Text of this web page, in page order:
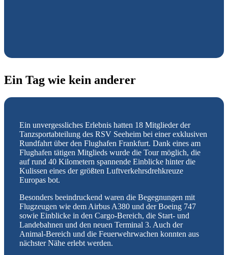
Ein Tag wie kein anderer
Ein unvergessliches Erlebnis hatten 18 Mitglieder der
Tanzsportabteilung des RSV Seeheim bei einer exklusiven
Rundfahrt über den Flughafen Frankfurt. Dank eines am
Flughafen tätigen Mitglieds wurde die Tour möglich, die
auf rund 40 Kilometern spannende Einblicke hinter die
Kulissen eines der größten Luftverkehrsdrehkreuze
Europas bot.
Besonders beeindruckend waren die Begegnungen mit
Flugzeugen wie dem Airbus A380 und der Boeing 747
sowie Einblicke in den Cargo-Bereich, die Start- und
Landebahnen und den neuen Terminal 3. Auch der
Animal-Bereich und die Feuerwehrwachen konnten aus
nächster Nähe erlebt werden.